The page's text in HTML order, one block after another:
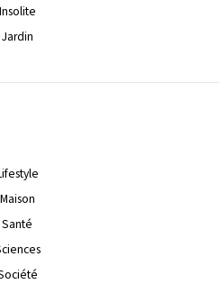
Insolite
Jardin
Maison
Santé